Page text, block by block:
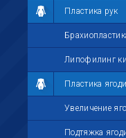
Пластика рук
Липофилинг
Пластика
Увеличение
Подтяжка